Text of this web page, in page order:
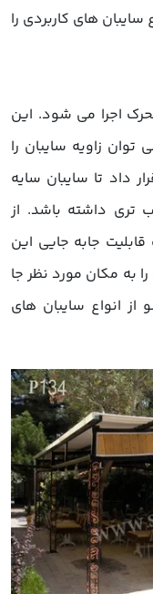
های کاربردی را
اجرا می شود. این
توان زاویه سایبان را
داد تا سایبان سایه
تری داشته باشد. از
جابه جایی این
به مکان مورد نظر جا
از انواع سایبان های